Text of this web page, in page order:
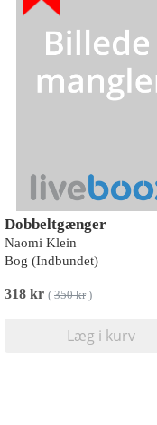
Dobbeltgænger
Naomi Klein
Bog (Indbundet)
318 kr ( 350 kr)
Læg i kurv